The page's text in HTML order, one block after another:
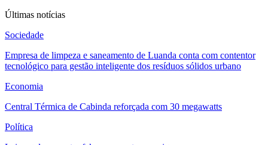
Últimas notícias
Sociedade
Empresa de limpeza e saneamento de Luanda conta com contentor
tecnológico para gestão inteligente dos resíduos sólidos urbano
Economia
Central Térmica de Cabinda reforçada com 30 megawatts
Política